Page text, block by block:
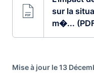
sur la
m�...
Mise à jour le 13